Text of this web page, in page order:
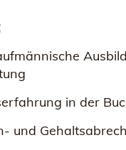
in der
und